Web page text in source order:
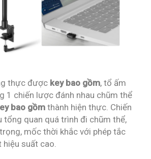
thực được key bao gồm, tổ ấm
1 chiến lược đánh nhau chũm thể
bao gồm thành hiện thực. Chiến
tổng quan quá trình đi chũm thể,
mốc thời khắc với phép tắc
hiệu suất cao.